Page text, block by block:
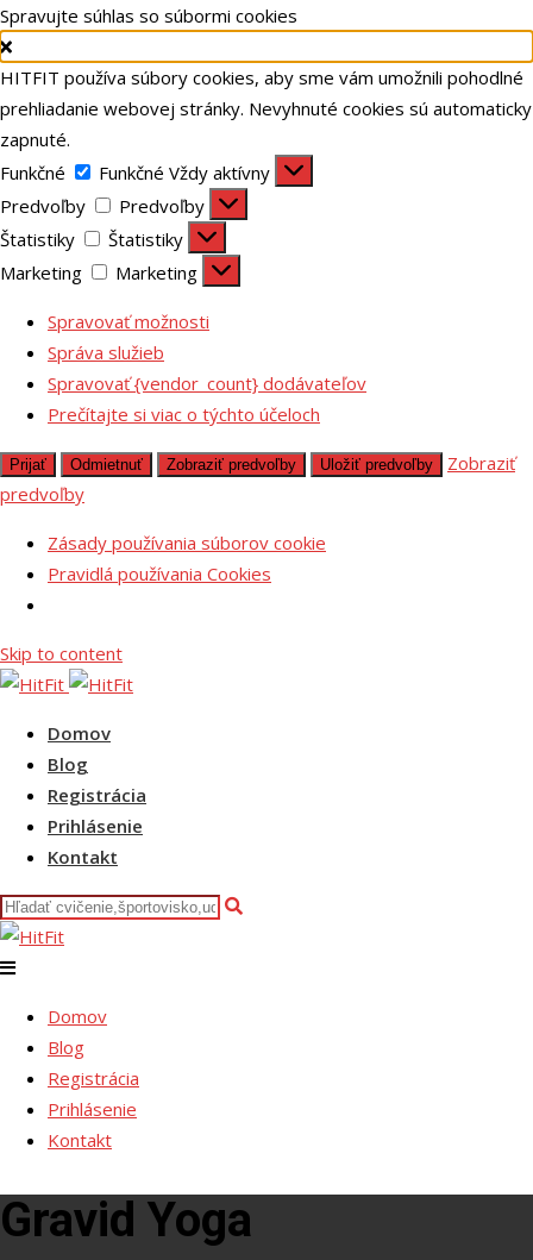
Spravujte súhlas so súbormi cookies
HITFIT používa súbory cookies, aby sme vám umožnili pohodlné
prehliadanie webovej stránky. Nevyhnuté cookies sú automaticky
zapnuté.
Funkčné
Funkčné Vždy aktívny
Predvoľby
Predvoľby
Štatistiky
Štatistiky
Marketing
Marketing
Spravovať možnosti
Správa služieb
Spravovať {vendor_count} dodávateľov
Prečítajte si viac o týchto účeloch
Prijať Odmietnuť Zobraziť predvoľby Uložiť predvoľby
Zobraziť
predvoľby
Zásady používania súborov cookie
Pravidlá používania Cookies
Skip to content
Domov
Blog
Registrácia
Prihlásenie
Kontakt
Domov
Blog
Registrácia
Prihlásenie
Kontakt
Gravid Yoga